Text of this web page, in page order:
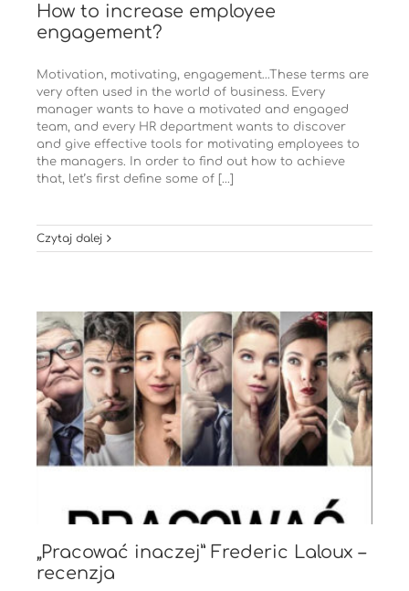
How to increase employee
engagement?
Motivation, motivating, engagement…These terms are
very often used in the world of business. Every
manager wants to have a motivated and engaged
team, and every HR department wants to discover
and give effective tools for motivating employees to
the managers. In order to find out how to achieve
that, let’s first define some of [...]
Czytaj dalej
„Pracować inaczej” Frederic Laloux –
recenzja